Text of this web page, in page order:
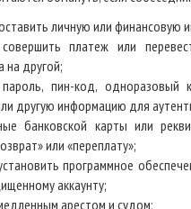
личную или финансовую
совершить платеж или
на другой;
пароль, пин-код,
другую информацию для
банковской карты или
или «переплату»;
программное
аккаунту;
арестом и судом;